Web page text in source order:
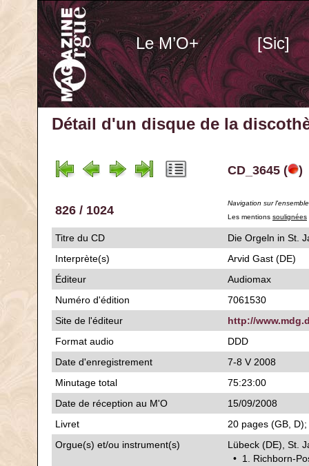
Le M’O+ [Sic]
Détail d'un disque de la
CD_3645 ( )
826 / 1024
Navigation sur
Les mentions soulignées
Titre du CD
Die Orgeln
Interprète(s)
Arvid Gast (DE)
Éditeur
Audiomax
Numéro d'édition
7061530
Site de l'éditeur
http://
Format audio
DDD
Date d'enregistrement
7-8 V 2008
Minutage total
75:23:00
Date de réception au M'O
15/09/2008
Livret
20 pages (GB,
Orgue(s) et/ou instrument(s)
Lübeck (DE), St.
• 1. Richborn-